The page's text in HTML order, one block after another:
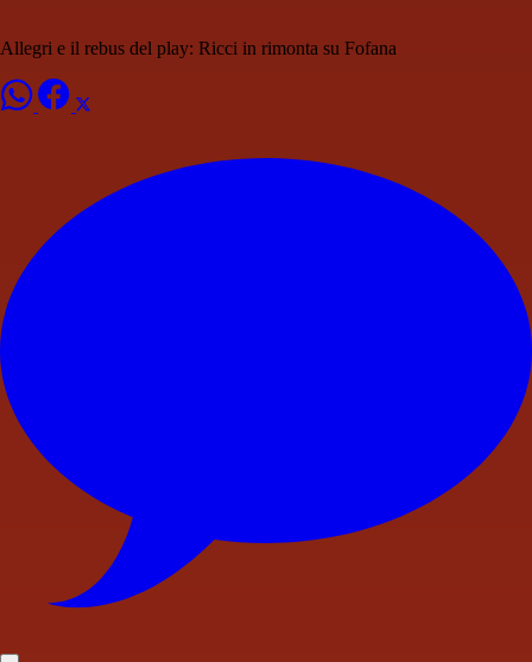
Allegri e il rebus del play: Ricci in rimonta su Fofana